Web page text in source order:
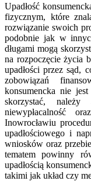
Upadłość
fizycznym, które
rozwiązanie swoich
podobnie jak w
długami mogą
na rozpoczęcie życia
upadłości przez sąd,
zobowiązań
konsumencka nie
skorzystać,
niewypłacalność
Inowrocławiu
upadłościowego i
wniosków oraz
tematem powinny
upadłością
takimi jak układ czy